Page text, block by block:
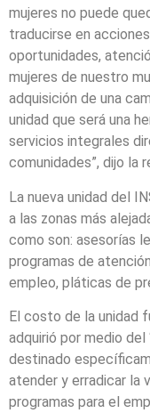
mujeres no puede
traducirse en
oportunidades,
mujeres de nuestro
adquisición de una
unidad que será una
servicios integrales
comunidades”, dijo la
La nueva unidad del
a las zonas más
como son: asesorías
programas de
empleo, pláticas de
El costo de la unidad
adquirió por medio
destinado
atender y erradicar la
programas para el